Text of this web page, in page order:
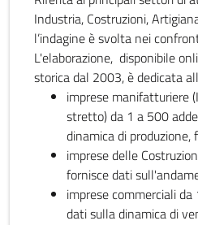
Industria, Costruzioni,
l’indagine è svolta nei
L'elaborazione, disponibile
storica dal 2003, è dedicata
imprese manifatturiere
stretto) da 1 a 500
dinamica di
imprese delle
fornisce dati
imprese commerciali
dati sulla dinamica di